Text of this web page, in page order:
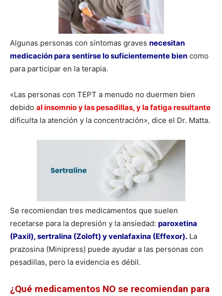
Algunas personas con síntomas graves necesitan
medicación para sentirse lo suficientemente bien como
para participar en la terapia.
«Las personas con TEPT a menudo no duermen bien
debido al insomnio y las pesadillas, y la fatiga resultante
dificulta la atención y la concentración», dice el Dr. Matta.
Se recomiendan tres medicamentos que suelen
recetarse para la depresión y la ansiedad: paroxetina
(Paxil), sertralina (Zoloft) y venlafaxina (Effexor). La
prazosina (Minipress) puede ayudar a las personas con
pesadillas, pero la evidencia es débil.
¿Qué medicamentos NO se recomiendan para